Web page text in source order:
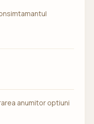
anumitor optiuni